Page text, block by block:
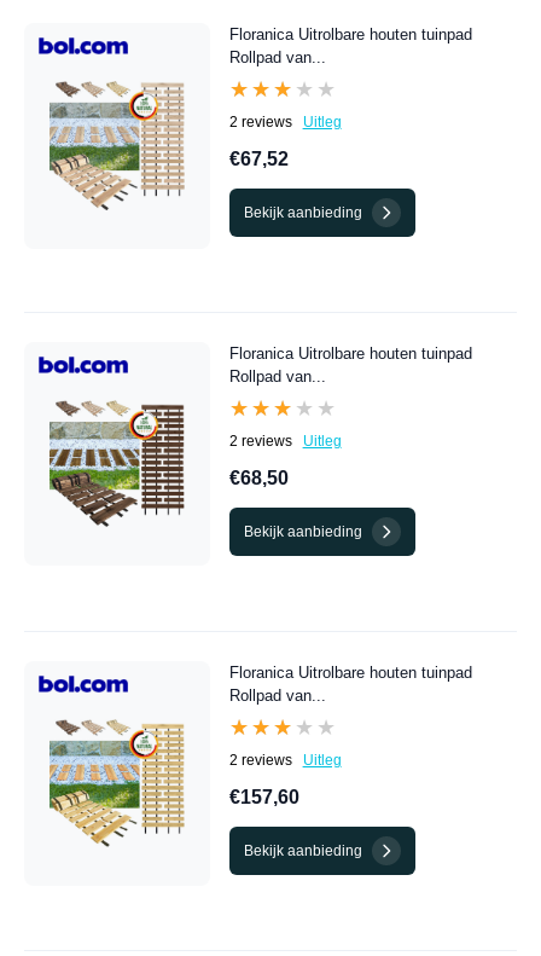
Floranica Uitrolbare houten tuinpad
Rollpad van...
★★★★★
★★★★★
2 reviews Uitleg
€67,52
Bekijk aanbieding
Floranica Uitrolbare houten tuinpad
Rollpad van...
★★★★★
★★★★★
2 reviews Uitleg
€68,50
Bekijk aanbieding
Floranica Uitrolbare houten tuinpad
Rollpad van...
★★★★★
★★★★★
2 reviews Uitleg
€157,60
Bekijk aanbieding